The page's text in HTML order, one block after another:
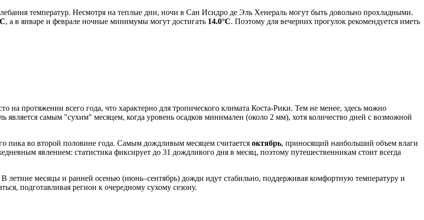
температур. Несмотря на теплые дни, ночи в Сан Исидро де Эль Хенераль могут быть довольно прохладными.
, а в январе и феврале ночные минимумы могут достигать 14.0°C. Поэтому для вечерних прогулок рекомендуется иметь
на протяжении всего года, что характерно для тропического климата Коста-Рики. Тем не менее, здесь можно
является самым "сухим" месяцем, когда уровень осадков минимален (около 2 мм), хотя количество дней с возможной
пика во второй половине года. Самым дождливым месяцем считается октябрь, приносящий наибольший объем влаги
явлением: статистика фиксирует до 31 дождливого дня в месяц, поэтому путешественникам стоит всегда
летние месяцы и ранней осенью (июнь–сентябрь) дожди идут стабильно, поддерживая комфортную температуру и
подготавливая регион к очередному сухому сезону.